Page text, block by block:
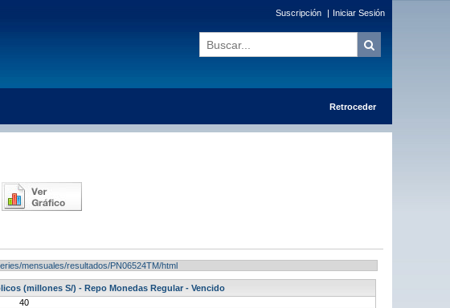
Suscripción | Iniciar Sesión
Retroceder
mensuales/resultados/PN06524TM/html
(millones S/) - Repo Monedas Regular - Vencido
40